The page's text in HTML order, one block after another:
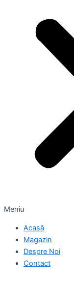
Meniu
Acasă
Magazin
Despre Noi
Contact